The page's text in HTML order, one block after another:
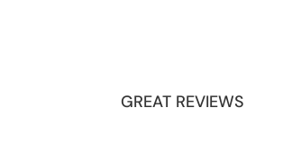
GREAT REVIEWS